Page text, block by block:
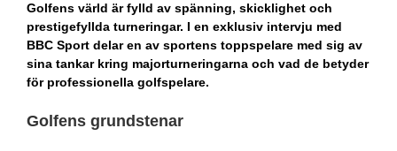
Golfens värld är fylld av spänning, skicklighet och
prestigefyllda turneringar. I en exklusiv intervju med
BBC Sport delar en av sportens toppspelare med sig av
sina tankar kring majorturneringarna och vad de betyder
för professionella golfspelare.
Golfens grundstenar